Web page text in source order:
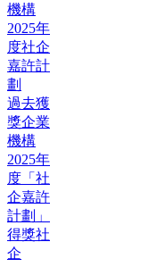
機構
2025年
度社企
嘉許計
劃
過去獲
獎企業
機構
2025年
度「社
企嘉許
計劃」
得獎社
企